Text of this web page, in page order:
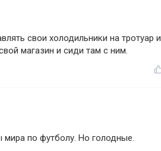
свои холодильники на тротуар и
магазин и сиди там с ним.
по футболу. Но голодные.